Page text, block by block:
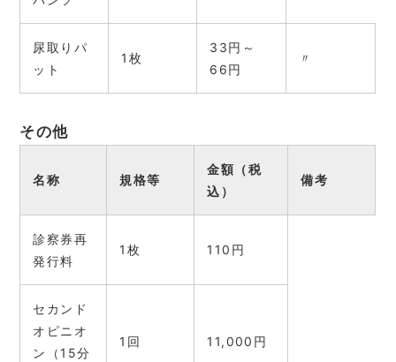
尿取りパ
ット
1枚
33円～
66円
〃
その他
名称 規格等
金額（税
込）
備考
診察券再
発行料
1枚 110円
セカンド
オピニオ
ン（15分
1回 11,000円